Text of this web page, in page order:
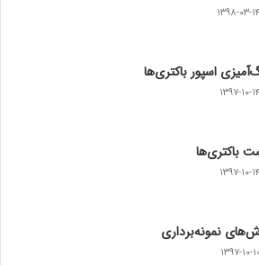
۱۳۹۸-۰۳-۱۴
اسپور باکتری‌ها
۱۳۹۷-۱۰-۱۴
باکتری‌ها
۱۳۹۷-۱۰-۱۴
نمونه‌برداری
۱۰-۱۰